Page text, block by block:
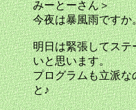
みーとーさん＞
今夜は暴風雨ですか
明日は緊張してステ
いと思います。
プログラムも立派な
と♪